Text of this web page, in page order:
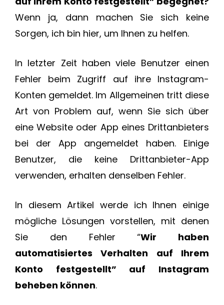
Wenn ja, dann machen Sie sich keine
Sorgen, ich bin hier, um Ihnen zu helfen.
In letzter Zeit haben viele Benutzer einen
Fehler beim Zugriff auf ihre Instagram-
Konten gemeldet. Im Allgemeinen tritt diese
Art von Problem auf, wenn Sie sich über
eine Website oder App eines Drittanbieters
bei der App angemeldet haben. Einige
Benutzer, die keine Drittanbieter-App
verwenden, erhalten denselben Fehler.
In diesem Artikel werde ich Ihnen einige
mögliche Lösungen vorstellen, mit denen
Sie den Fehler “Wir haben
automatisiertes Verhalten auf Ihrem
Konto festgestellt” auf Instagram
beheben können.